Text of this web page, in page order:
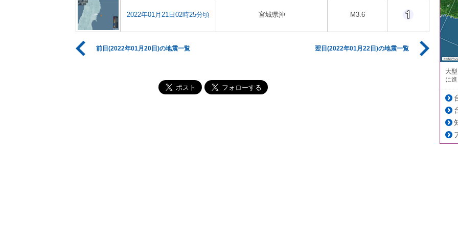
2022年01月21日02時25分頃 宮城県沖 M3.6
前日(2022年01月20日)の地震一覧 翌日(2022年01月22日)の地震一覧
大
に